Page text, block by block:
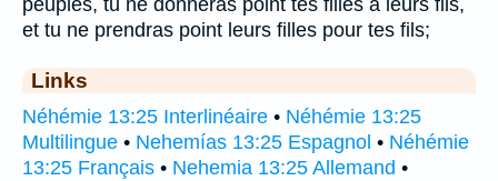
peuples, tu ne donneras point tes filles à leurs fils,
et tu ne prendras point leurs filles pour tes fils;
Links
Néhémie 13:25 Interlinéaire • Néhémie 13:25
Multilingue • Nehemías 13:25 Espagnol • Néhémie
13:25 Français • Nehemia 13:25 Allemand •